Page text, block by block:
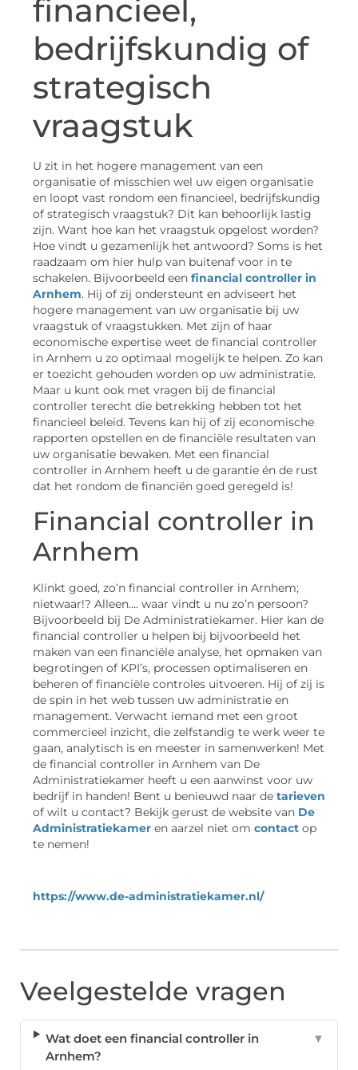
financieel,
bedrijfskundig of
strategisch
vraagstuk
U zit in het hogere management van een
organisatie of misschien wel uw eigen organisatie
en loopt vast rondom een financieel, bedrijfskundig
of strategisch vraagstuk? Dit kan behoorlijk lastig
zijn. Want hoe kan het vraagstuk opgelost worden?
Hoe vindt u gezamenlijk het antwoord? Soms is het
raadzaam om hier hulp van buitenaf voor in te
schakelen. Bijvoorbeeld een financial controller in
Arnhem. Hij of zij ondersteunt en adviseert het
hogere management van uw organisatie bij uw
vraagstuk of vraagstukken. Met zijn of haar
economische expertise weet de financial controller
in Arnhem u zo optimaal mogelijk te helpen. Zo kan
er toezicht gehouden worden op uw administratie.
Maar u kunt ook met vragen bij de financial
controller terecht die betrekking hebben tot het
financieel beleid. Tevens kan hij of zij economische
rapporten opstellen en de financiële resultaten van
uw organisatie bewaken. Met een financial
controller in Arnhem heeft u de garantie én de rust
dat het rondom de financiën goed geregeld is!
Financial controller in
Arnhem
Klinkt goed, zo’n financial controller in Arnhem;
nietwaar!? Alleen…. waar vindt u nu zo’n persoon?
Bijvoorbeeld bij De Administratiekamer. Hier kan de
financial controller u helpen bij bijvoorbeeld het
maken van een financiële analyse, het opmaken van
begrotingen of KPI’s, processen optimaliseren en
beheren of financiële controles uitvoeren. Hij of zij is
de spin in het web tussen uw administratie en
management. Verwacht iemand met een groot
commercieel inzicht, die zelfstandig te werk weer te
gaan, analytisch is en meester in samenwerken! Met
de financial controller in Arnhem van De
Administratiekamer heeft u een aanwinst voor uw
bedrijf in handen! Bent u benieuwd naar de tarieven
of wilt u contact? Bekijk gerust de website van De
Administratiekamer en aarzel niet om contact op
te nemen!
https://www.de-administratiekamer.nl/
Veelgestelde vragen
Wat doet een financial controller in
Arnhem?
▼